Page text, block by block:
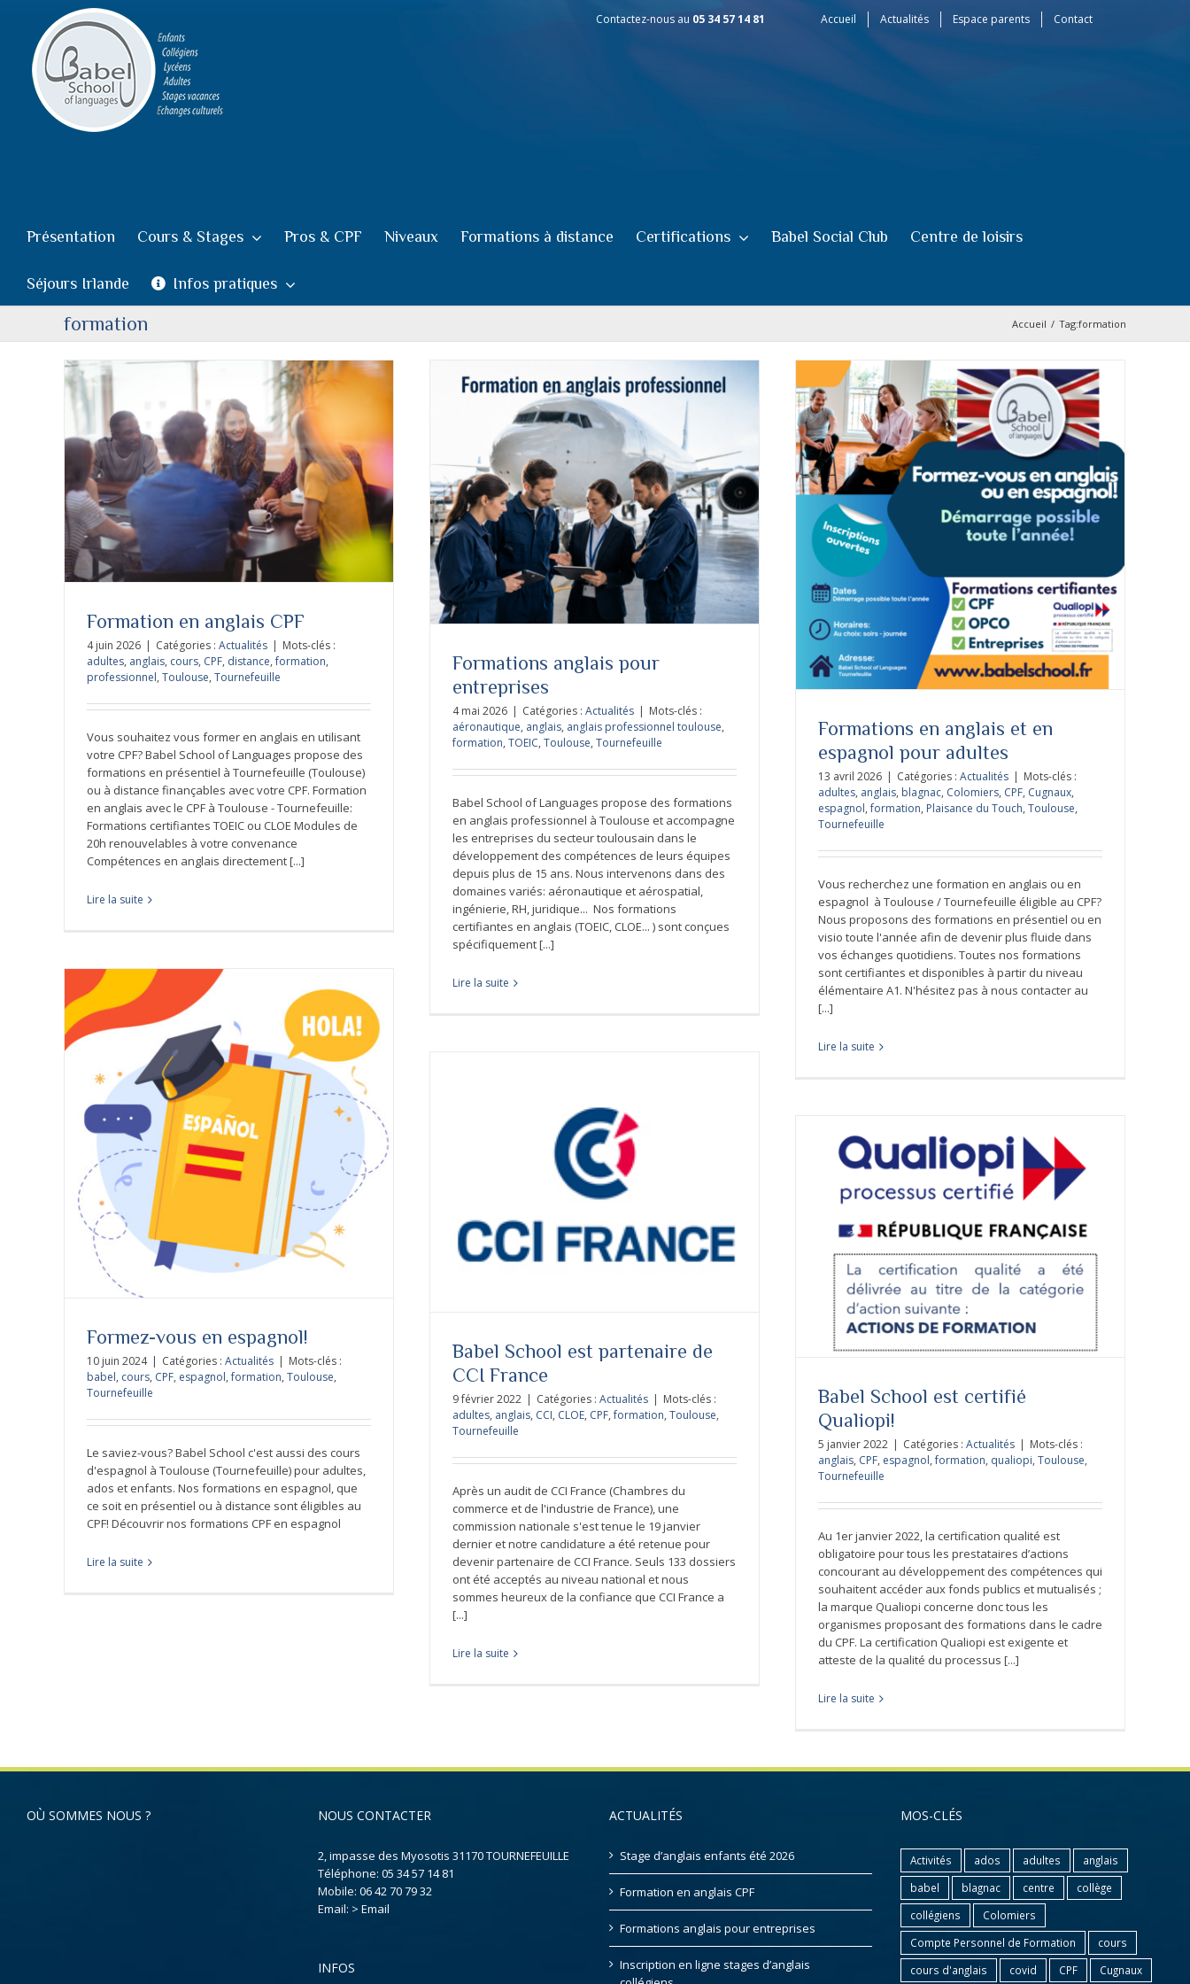
contenu
Contactez-nous au 05 34 57 14 81 Accueil Actualités Espace parents Contact
Présentation Cours & Stages Pros & CPF Niveaux Formations à distance Certifications Babel Social Club Centre de loisirs
Séjours Irlande Infos pratiques
formation Accueil / Tag:formation
Formation en anglais CPF
4 juin 2026 | Catégories : Actualités | Mots-clés :
adultes, anglais, cours, CPF, distance,formation,
professionnel, Toulouse, Tournefeuille
Vous souhaitez vous former en anglais en utilisant
votre CPF? Babel School of Languages propose des
formations en présentiel à Tournefeuille (Toulouse)
ou à distance finançables avec votre CPF. Formation
en anglais avec le CPF à Toulouse - Tournefeuille:
Formations certifiantes TOEIC ou CLOE Modules de
20h renouvelables à votre convenance
Compétences en anglais directement [...]
Lire la suite
Formations anglais pour entreprises
Formations anglais pour
entreprises
4 mai 2026 | Catégories : Actualités | Mots-clés :
aéronautique, anglais, anglais professionnel toulouse,
formation, TOEIC, Toulouse, Tournefeuille
Babel School of Languages propose des formations
en anglais professionnel à Toulouse et accompagne
les entreprises du secteur toulousain dans le
développement des compétences de leurs équipes
depuis plus de 15 ans. Nous intervenons dans des
domaines variés: aéronautique et aérospatial,
ingénierie, RH, juridique... Nos formations
certifiantes en anglais (TOEIC, CLOE... ) sont conçues
spécifiquement [...]
Lire la suite
Formations en anglais et en espagnol
pour adultes
Formations en anglais et en
espagnol pour adultes
13 avril 2026 | Catégories : Actualités | Mots-clés :
adultes, anglais, blagnac, Colomiers, CPF, Cugnaux,
espagnol,formation, Plaisance du Touch, Toulouse,
Tournefeuille
Vous recherchez une formation en anglais ou en
espagnol à Toulouse / Tournefeuille éligible au CPF?
Nous proposons des formations en présentiel ou en
visio toute l'année afin de devenir plus fluide dans
vos échanges quotidiens. Toutes nos formations
sont certifiantes et disponibles à partir du niveau
élémentaire A1. N'hésitez pas à nous contacter au
[...]
Lire la suite
Formez-vous en espagnol!
10 juin 2024 | Catégories : Actualités | Mots-clés :
babel, cours, CPF, espagnol,formation, Toulouse,
Tournefeuille
Le saviez-vous? Babel School c'est aussi des cours
d'espagnol à Toulouse (Tournefeuille) pour adultes,
ados et enfants. Nos formations en espagnol, que
ce soit en présentiel ou à distance sont éligibles au
CPF! Découvrir nos formations CPF en espagnol
Lire la suite
Babel School est partenaire de CCI
France
Babel School est partenaire de
CCI France
9 février 2022 | Catégories : Actualités | Mots-clés :
adultes, anglais, CCI, CLOE, CPF,formation, Toulouse,
Tournefeuille
Après un audit de CCI France (Chambres du
commerce et de l'industrie de France), une
commission nationale s'est tenue le 19 janvier
dernier et notre candidature a été retenue pour
devenir partenaire de CCI France. Seuls 133 dossiers
ont été acceptés au niveau national et nous
sommes heureux de la confiance que CCI France a
[...]
Lire la suite
Babel School est certifié Qualiopi!
Babel School est certifié
Qualiopi!
5 janvier 2022 | Catégories : Actualités | Mots-clés :
anglais, CPF, espagnol,formation, qualiopi, Toulouse,
Tournefeuille
Au 1er janvier 2022, la certification qualité est
obligatoire pour tous les prestataires d’actions
concourant au développement des compétences qui
souhaitent accéder aux fonds publics et mutualisés ;
la marque Qualiopi concerne donc tous les
organismes proposant des formations dans le cadre
du CPF. La certification Qualiopi est exigente et
atteste de la qualité du processus [...]
Lire la suite
OÙ SOMMES NOUS ? NOUS CONTACTER
2, impasse des Myosotis 31170 TOURNEFEUILLE
Téléphone: 05 34 57 14 81
Mobile: 06 42 70 79 32
Email: > Email
INFOS
ACTUALITÉS
Stage d’anglais enfants été 2026
Formation en anglais CPF
Formations anglais pour entreprises
Inscription en ligne stages d’anglais
MOS-CLÉS
Activités ados adultes
anglais
babel
blagnac centre
collège
collégiens
Colomiers
Compte Personnel de Formation
cours
cours d'anglais
covid CPF Cugnaux